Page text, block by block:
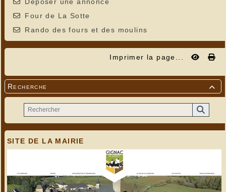
Four de La Sotte
Rando des fours et des moulins
Imprimer la page...

Recherche
SITE DE LA MAIRIE